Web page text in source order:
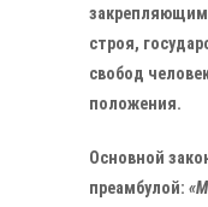
закрепляющим
строя,
свобод
положения.
Основной
преамбулой: